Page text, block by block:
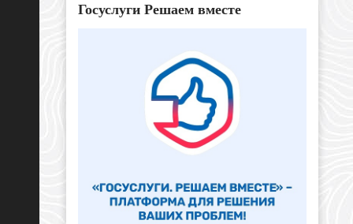
Госуслуги Решаем вместе